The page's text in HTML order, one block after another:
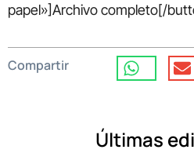
papel»]Archivo completo[/
Compartir
Últimas